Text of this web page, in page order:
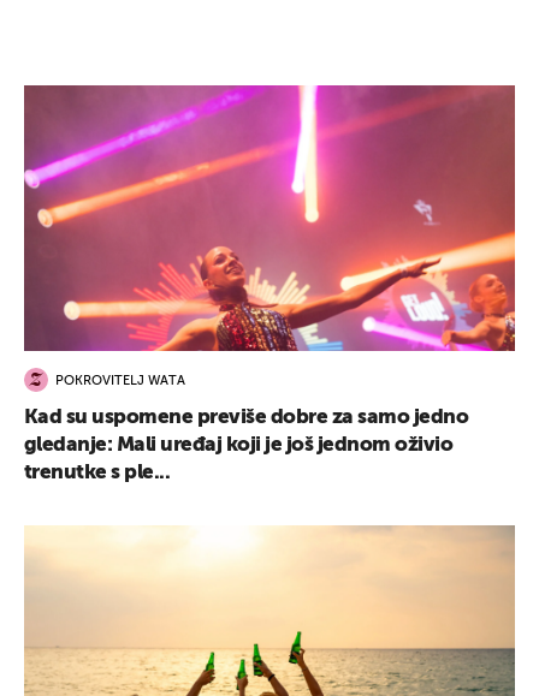
POKROVITELJ WATA
Kad su uspomene previše dobre za samo jedno
gledanje: Mali uređaj koji je još jednom oživio
trenutke s ple...